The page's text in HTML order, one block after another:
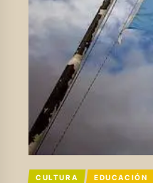
CULTURA EDUCACIÓN